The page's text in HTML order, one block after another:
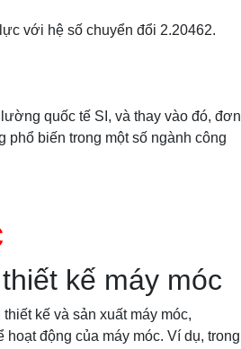
với hệ số chuyển đổi 2.20462.
quốc tế SI, và thay vào đó, đơn
biến trong một số ngành công
kế máy móc
kế và sản xuất máy móc,
động của máy móc. Ví dụ, trong